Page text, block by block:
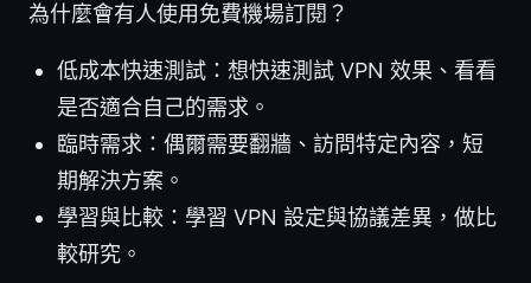
為什麼會有人使用免費機場訂閱？
低成本快速測試：想快速測試 VPN 效果、看看
是否適合自己的需求。
臨時需求：偶爾需要翻牆、訪問特定內容，短
期解決方案。
學習與比較：學習 VPN 設定與協議差異，做比
較研究。